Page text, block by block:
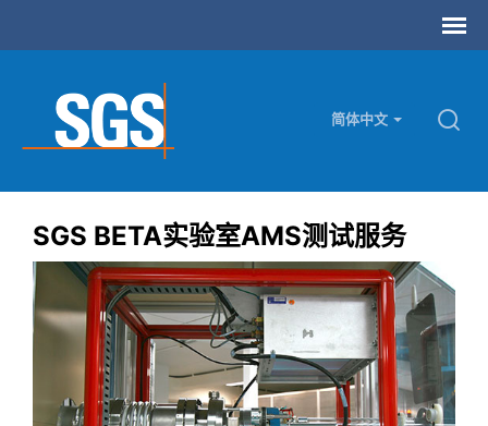
简体中文
SGS BETA实验室AMS测试服务